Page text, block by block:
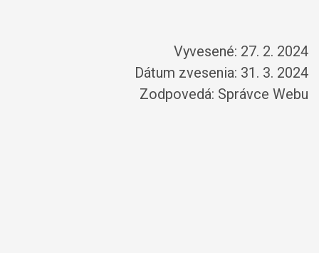
Vyvesené: 27. 2. 2024
Dátum zvesenia: 31. 3. 2024
Zodpovedá: Správce Webu